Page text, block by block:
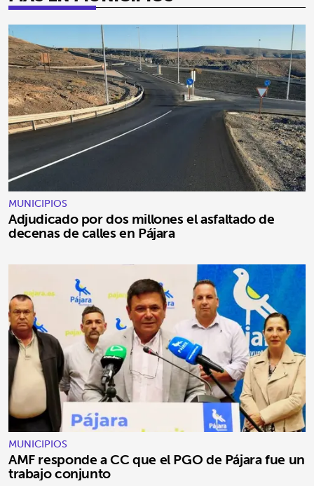
MUNICIPIOS
Adjudicado por dos millones el asfaltado de
decenas de calles en Pájara
MUNICIPIOS
AMF responde a CC que el PGO de Pájara fue un
trabajo conjunto